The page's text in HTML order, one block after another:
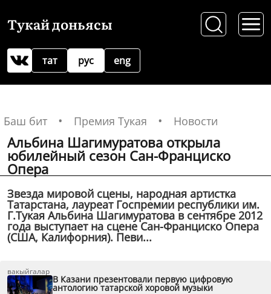
Тукай доньясы
рус
тат eng
Баш бит Премия Тукая Новости
Альбина Шагимуратова открыла
юбилейный сезон Сан-Франциско
Опера
Звезда мировой сцены, народная артистка
Татарстана, лауреат Госпремии республики им.
Г.Тукая Альбина Шагимуратова в сентябре 2012
года выступает на сцене Сан-Франциско Опера
(США, Калифорния). Певи...
вакыйгалар
В Казани презентовали первую цифровую
антологию татарской хоровой музыки